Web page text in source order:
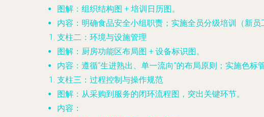
图解 ：组织结构图 + 培训日历图。
内容 ：明确食品安全小组职责；实施全员分级培训（新
支柱二：环境与设施管理
图解 ：厨房功能区布局图 + 设备标识图。
内容 ：遵循“生进熟出、单一流向”的布局原则；实施色
支柱三：过程控制与操作规范
图解 ：从采购到服务的闭环流程图，突出关键环节。
内容 ：